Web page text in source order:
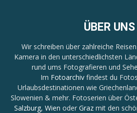
ÜBER UNS
Wir schreiben über zahlreiche
Kamera in den unterschiedlichsten
rund ums Fotografieren und
Im Fotoarchiv findest du
Urlaubsdestinationen wie
Slowenien & mehr. Fotoserien über
Salzburg, Wien oder Graz mit den